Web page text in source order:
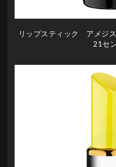
リップスティック アメジ
21セ